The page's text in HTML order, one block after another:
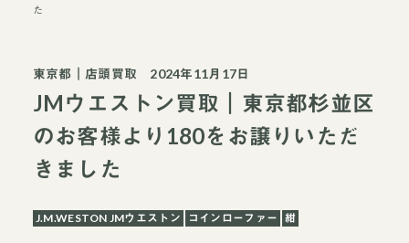
た
東京都 店頭買取 2024年11月17日
JMウエストン買取｜東京都杉並区
のお客様より180をお譲りいただ
きました
J.M.WESTON JMウエストン コインローファー 紺